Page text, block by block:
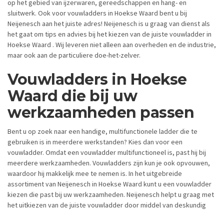
op het gebied van ijzerwaren, gereedschappen en hang- en
sluitwerk. Ook voor vouwladders in Hoekse Waard bent u bij
Neijenesch aan het juiste adres! Neijenesch is u graag van dienst als
het gaat om tips en advies bij het kiezen van de juiste vouwladder in
Hoekse Waard . Wij leveren niet alleen aan overheden en de industrie,
maar ook aan de particuliere doe-het-zelver.
Vouwladders in Hoekse
Waard die bij uw
werkzaamheden passen
Bent u op zoek naar een handige, multifunctionele ladder die te
gebruiken is in meerdere werkstanden? Kies dan voor een
vouwladder. Omdat een vouwladder multifunctioneel is, past hij bij
meerdere werkzaamheden. Vouwladders zijn kun je ook opvouwen,
waardoor hij makkelijk mee te nemen is. In het uitgebreide
assortiment van Neijenesch in Hoekse Waard kunt u een vouwladder
kiezen die past bij uw werkzaamheden. Neijenesch helpt u graag met
het uitkiezen van de juiste vouwladder door middel van deskundig